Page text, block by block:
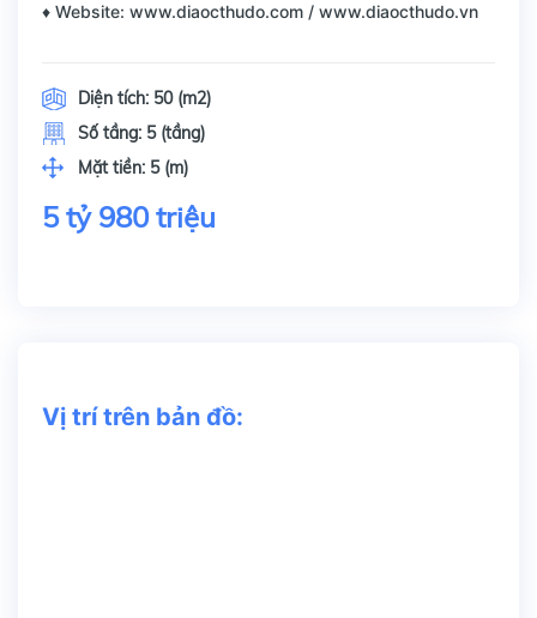
♦ Website: www.diaocthudo.com / www.diaocthudo.vn
Diện tích: 50 (m2)
Số tầng: 5 (tầng)
Mặt tiền: 5 (m)
5 tỷ 980 triệu
Vị trí trên bản đồ: